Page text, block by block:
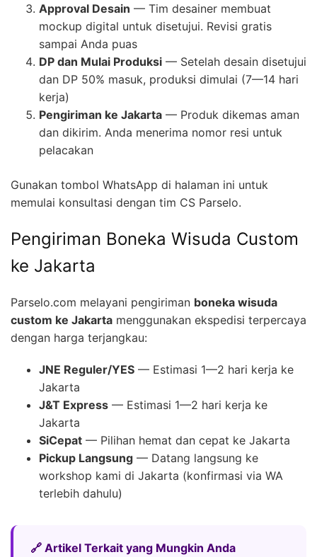
Approval Desain — Tim desainer membuat
mockup digital untuk disetujui. Revisi gratis
sampai Anda puas
DP dan Mulai Produksi — Setelah desain disetujui
dan DP 50% masuk, produksi dimulai (7—14 hari
kerja)
Pengiriman ke Jakarta — Produk dikemas aman
dan dikirim. Anda menerima nomor resi untuk
pelacakan
Gunakan tombol WhatsApp di halaman ini untuk
memulai konsultasi dengan tim CS Parselo.
Pengiriman Boneka Wisuda Custom
ke Jakarta
Parselo.com melayani pengiriman boneka wisuda
custom ke Jakarta menggunakan ekspedisi terpercaya
dengan harga terjangkau:
JNE Reguler/YES — Estimasi 1—2 hari kerja ke
Jakarta
J&T Express — Estimasi 1—2 hari kerja ke
Jakarta
SiCepat — Pilihan hemat dan cepat ke Jakarta
Pickup Langsung — Datang langsung ke
workshop kami di Jakarta (konfirmasi via WA
terlebih dahulu)
🔗 Artikel Terkait yang Mungkin Anda